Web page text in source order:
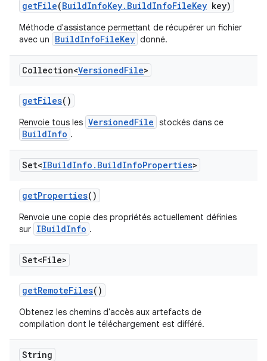
getFile(BuildInfoKey. BuildInfoFileKey key)
Méthode d'assistance permettant de récupérer un fichier
avec un
BuildInfoFileKey donné.
Collection<VersionedFile>
getFiles()
Renvoie tous les VersionedFile stockés dans ce
BuildInfo .
Set<IBuildInfo . BuildInfoProperties>
getProperties()
Renvoie une copie des propriétés actuellement définies
sur IBuildInfo .
Set<File>
getRemoteFiles()
Obtenez les chemins d'accès aux artefacts de
compilation dont le téléchargement est différé.
String